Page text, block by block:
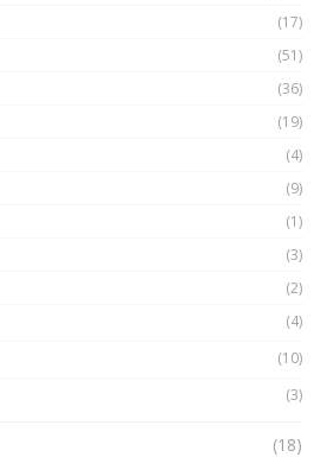
qua các cuộc chiến | Phổ cập
(17)
(51)
(36)
(19)
(4)
(9)
(1)
(3)
(2)
(4)
(10)
(3)
(18)